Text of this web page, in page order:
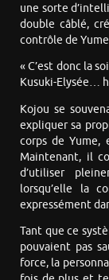
une sorte
double câblé,
contrôle de
« C’est donc la
Kusuki-Elysée…
Kojou se
expliquer sa
corps de
Maintenant, il
d’utiliser
lorsqu’elle la
expressément
Tant que ce
pouvaient pas
force, la